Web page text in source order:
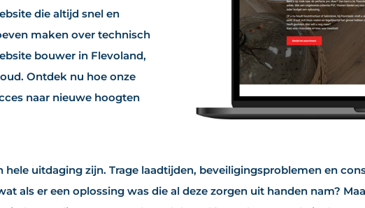
die altijd snel en
maken over technisch
bouwer in Flevoland,
Ontdek nu hoe onze
naar nieuwe hoogten
hele uitdaging zijn. Trage laadtijden, beveiligingsproblemen en
als er een oplossing was die al deze zorgen uit handen nam?